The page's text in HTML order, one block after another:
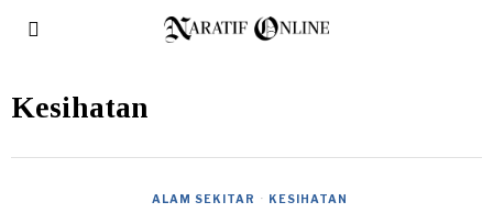
Kesihatan
ALAM SEKITAR · KESIHATAN